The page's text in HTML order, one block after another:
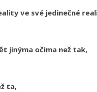
ve své jedinečné
jinýma očima než tak,
ta,